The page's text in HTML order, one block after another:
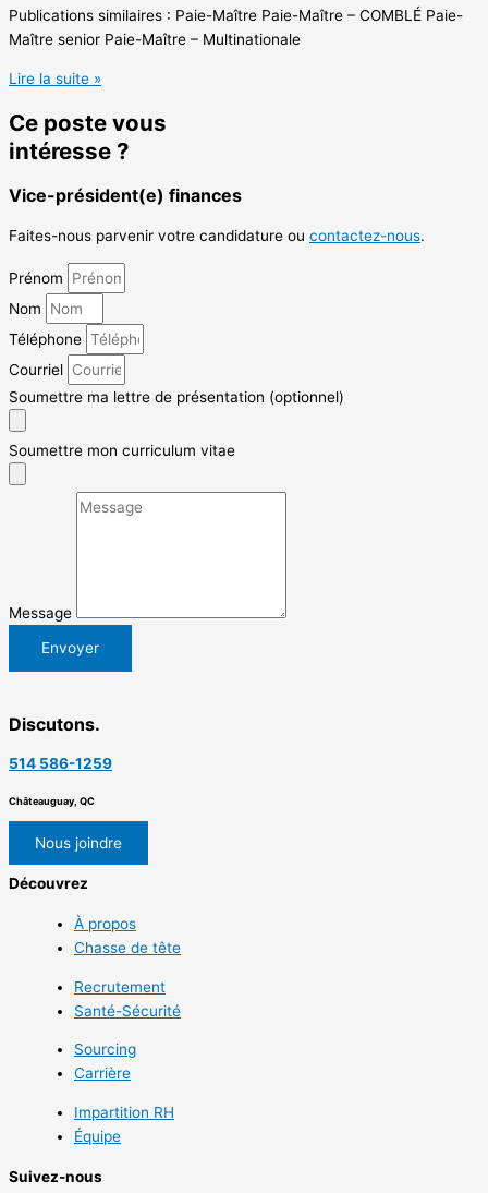
Publications similaires : Paie-Maître Paie-Maître – COMBLÉ Paie-
Maître senior Paie-Maître – Multinationale
Lire la suite »
Ce poste vous
intéresse ?
Vice-président(e) finances
Faites-nous parvenir votre candidature ou contactez-nous.
Prénom
Nom
Téléphone
Courriel
Soumettre ma lettre de présentation (optionnel)
Soumettre mon curriculum vitae
Message
Envoyer
Discutons.
514 586-1259
Châteauguay, QC
Nous joindre
Découvrez
À propos
Chasse de tête
Recrutement
Santé-Sécurité
Sourcing
Carrière
Impartition RH
Équipe
Suivez-nous